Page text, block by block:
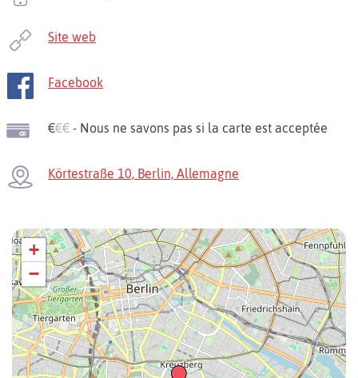
Site web
Facebook
€€€ - Nous ne savons pas si la carte est acceptée
Körtestraße 10, Berlin, Allemagne
+
−